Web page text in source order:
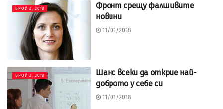
БРОЙ 2, 2018
Фронт срещу фалшивите
новини
11/01/2018
БРОЙ 2, 2018
Шанс всеки да открие най-
доброто у себе си
11/01/2018